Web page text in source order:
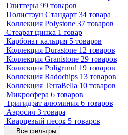
Глиттеры 99 товаров
Полистоун Стандарт 34 товара
Коллекция Polystone 37 товаров
Стеарат цинка 1 товар
Карбонат кальция 5 товаров
Коллекция Durastone 12 товаров
Коллекция Granistone 29 товаров
Коллекция Poligranul 19 товаров
Коллекция Radochips 13 товаров
Коллекция TerraBella 10 товаров
Микросфера 6 товаров
Тригидрат алюминия 6 товаров
Аэросил 3 товара
Кварцевый песок 5 товаров
Все фильтры